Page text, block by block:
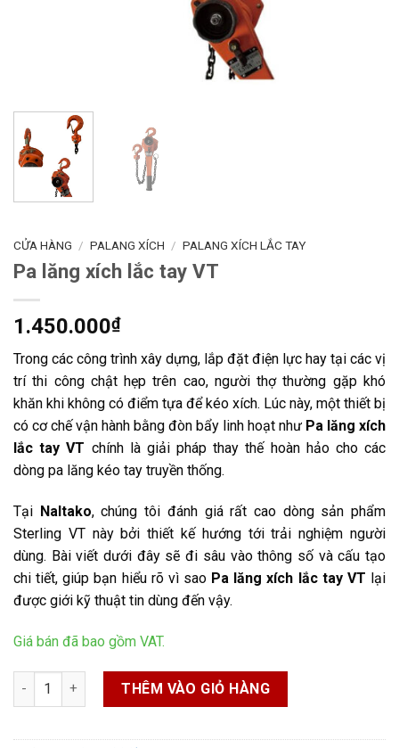
CỬA HÀNG / PALANG XÍCH / PALANG XÍCH LẮC TAY
Pa lăng xích lắc tay VT
1.450.000₫
Trong các công trình xây dựng, lắp đặt điện lực hay tại các vị
trí thi công chật hẹp trên cao, người thợ thường gặp khó
khăn khi không có điểm tựa để kéo xích. Lúc này, một thiết bị
có cơ chế vận hành bằng đòn bẩy linh hoạt như Pa lăng xích
lắc tay VT chính là giải pháp thay thế hoàn hảo cho các
dòng pa lăng kéo tay truyền thống.
Tại Naltako, chúng tôi đánh giá rất cao dòng sản phẩm
Sterling VT này bởi thiết kế hướng tới trải nghiệm người
dùng. Bài viết dưới đây sẽ đi sâu vào thông số và cấu tạo
chi tiết, giúp bạn hiểu rõ vì sao Pa lăng xích lắc tay VT lại
được giới kỹ thuật tin dùng đến vậy.
Giá bán đã bao gồm VAT.
Pa lăng xích lắc tay VT số lượng
THÊM VÀO GIỎ HÀNG